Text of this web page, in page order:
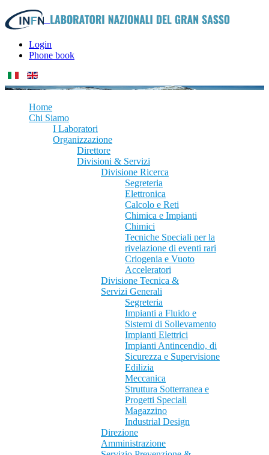
Login
Phone book
Home
Chi Siamo
I Laboratori
Organizzazione
Direttore
Divisioni & Servizi
Divisione Ricerca
Segreteria
Elettronica
Calcolo e Reti
Chimica e Impianti
Chimici
Tecniche Speciali per la
rivelazione di eventi rari
Criogenia e Vuoto
Acceleratori
Divisione Tecnica &
Servizi Generali
Segreteria
Impianti a Fluido e
Sistemi di Sollevamento
Impianti Elettrici
Impianti Antincendio, di
Sicurezza e Supervisione
Edilizia
Meccanica
Struttura Sotterranea e
Progetti Speciali
Magazzino
Industrial Design
Direzione
Amministrazione